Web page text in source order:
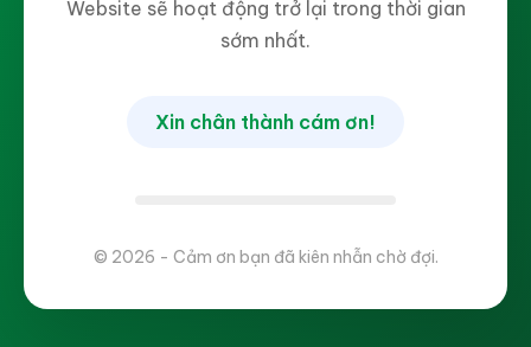
Website sẽ hoạt động trở lại trong thời gian
sớm nhất.
Xin chân thành cám ơn!
© 2026 - Cảm ơn bạn đã kiên nhẫn chờ đợi.